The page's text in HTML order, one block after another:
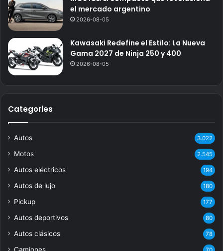
el mercado argentino
2026-08-05
Kawasaki Redefine el Estilo: La Nueva
Gama 2027 de Ninja 250 y 400
2026-08-05
Categories
Autos 3.022
Motos 2.545
Autos eléctricos 194
Autos de lujo 180
Pickup 177
Autos deportivos 80
Autos clásicos 78